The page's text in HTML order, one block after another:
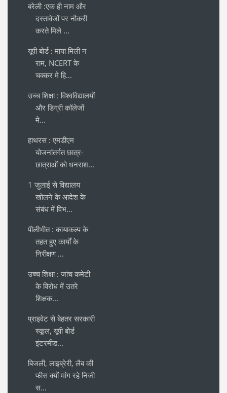
बरेली :एक ही नाम और
दस्तावेजों पर नौकरी
करते मिले ...
यूपी बोर्ड : माया मिली न
राम, NCERT के
चक्कर मे हि...
उच्च शिक्षा : विश्वविद्यालयों
और डिग्री कॉलेजों
मे...
हाथरस : एमडीएम
योजनांतर्गत छात्र-
छात्राओं को धनराश...
1 जुलाई से विद्यालय
खोलने के आदेश के
संबंध में विभ...
पीलीभीत : कायाकल्प के
तहत हुए कार्यों के
निरीक्षण ...
उच्च शिक्षा : जांच कमेटी
के विरोध में उतरे
शिक्षक...
प्राइवेट से बेहतर सरकारी
स्कूल, यूपी बोर्ड
इंटरमीड...
बिजली, लाइब्रेरी, लैब की
फीस क्यों मांग रहे निजी
स...